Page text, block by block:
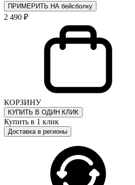
ПРИМЕРИТЬ НА бейсболку
2 490 ₽
КОРЗИНУ
КУПИТЬ В ОДИН КЛИК
Купить в 1 клик
Доставка в регионы